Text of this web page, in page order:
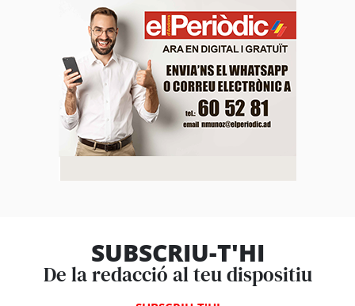
SUBSCRIU-T'HI
De la redacció al teu dispositiu